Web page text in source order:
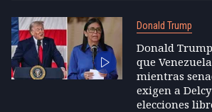
Donald Trump
Donald
que
mientras
exigen a
elecciones